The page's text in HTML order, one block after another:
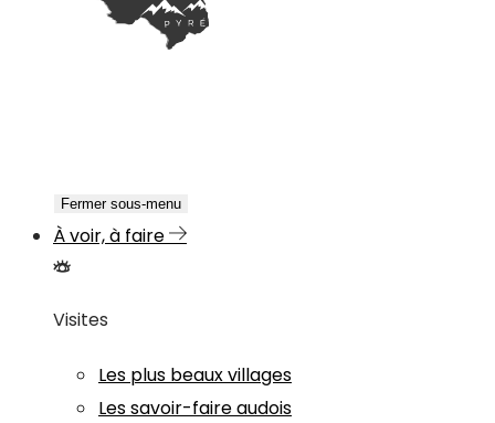
Fermer sous-menu
À voir, à faire
Visites
Les plus beaux villages
Les savoir-faire audois